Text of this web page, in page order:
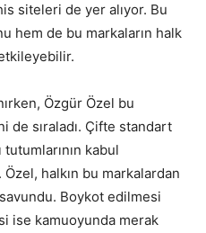
siteleri de yer alıyor. Bu
hem de bu markaların halk
Özgür Özel bu
de sıraladı. Çifte standart
tutumlarının kabul
halkın bu markalardan
Boykot edilmesi
ise kamuoyunda merak